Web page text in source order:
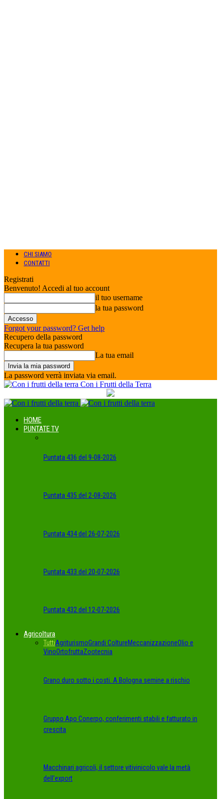
CHI SIAMO
CONTATTI
Registrati
Benvenuto! Accedi al tuo account
il tuo username
la tua password
Forgot your password? Get help
Recupero della password
Recupera la tua password
La tua email
La password verrà inviata via email.
Con i Frutti della Terra
HOME
PUNTATE TV
Puntata 436 del 9-08-2026
Puntata 435 del 2-08-2026
Puntata 434 del 26-07-2026
Puntata 433 del 20-07-2026
Puntata 432 del 12-07-2026
Agricoltura
TuttiAgriturismoGrandi ColtureMeccanizzazioneOlio e
VinoOrtofruttaZootecnia
Grano duro sotto i costi. A Bologna semine a rischio
Gruppo Apo Conerpo, conferimenti stabili e fatturato in
crescita
Macchinari agricoli, il settore vitivinicolo vale la metà
dell’export